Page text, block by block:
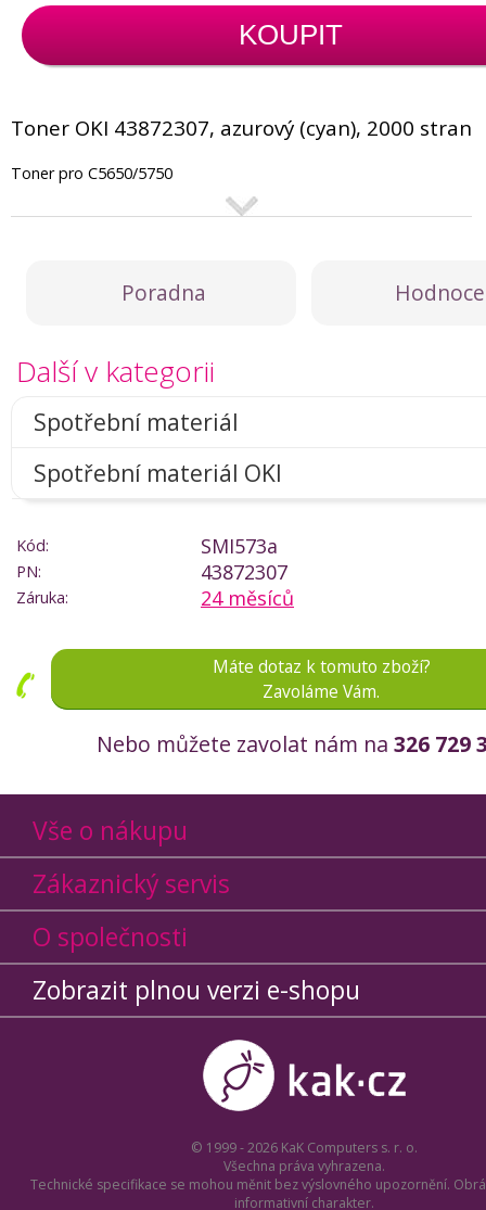
KOUPIT
Toner OKI 43872307, azurový (cyan), 2000 stran
Toner pro C5650/5750
Poradna
Další v kategorii
Spotřební materiál
Spotřební materiál OKI
Kód: SMI573a
PN: 43872307
Záruka: 24 měsíců
Máte dotaz k tomuto zboží?
Zavoláme Vám.
Nebo můžete zavolat nám na 326 729
Vše o nákupu
Zákaznický servis
O společnosti
Zobrazit plnou verzi e-shopu
© 1999 - 2026 KaK Computers s. r. o.
Všechna práva vyhrazena.
Technické specifikace se mohou měnit bez výslovného upozornění.
informativní charakter.